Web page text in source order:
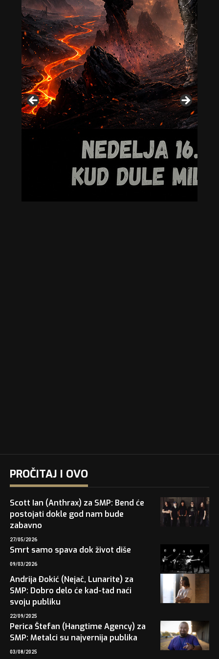
PROČITAJ I OVO
Scott Ian (Anthrax) za SMP: Bend će
postojati dokle god nam bude
zabavno
27/05/2026
Smrt samo spava dok život diše
09/03/2026
Andrija Đokić (Nejač, Lunarite) za
SMP: Dobro delo će kad-tad naći
svoju publiku
22/09/2025
Perica Štefan (Hangtime Agency) za
SMP: Metalci su najvernija publika
03/08/2025